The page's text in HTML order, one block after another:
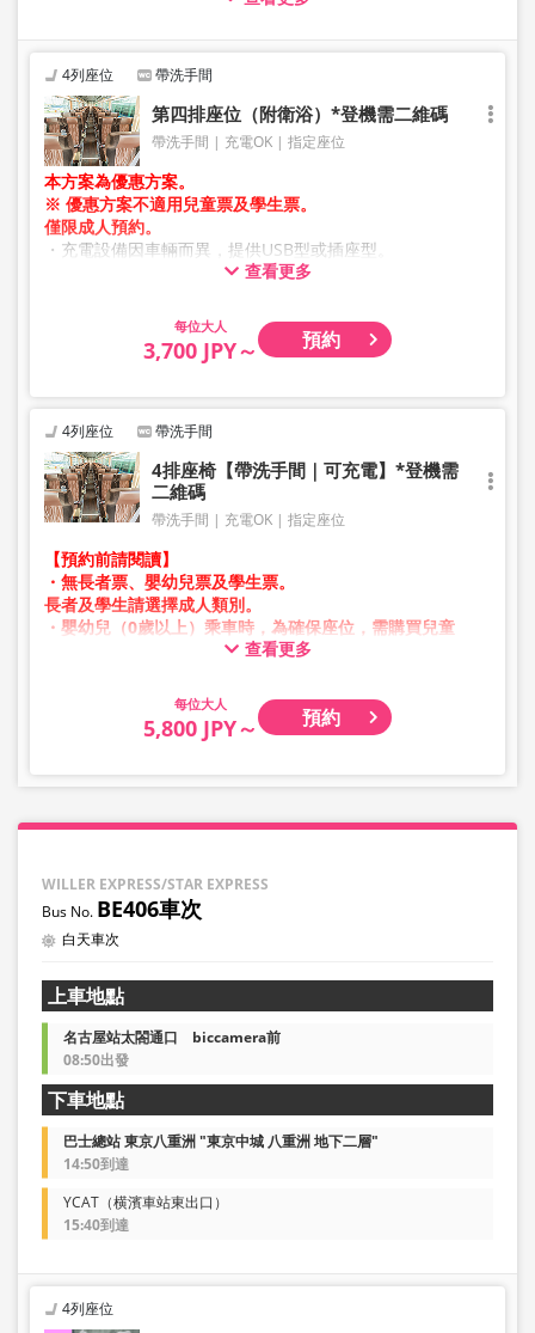
案進行預約。
4列座位 帶洗手間
第四排座位（附衛浴）*登機需二維碼
帶洗手間 充電OK 指定座位
本方案為優惠方案。
※ 優惠方案不適用兒童票及學生票。
僅限成人預約。
・充電設備因車輛而異，提供USB型或插座型。
・因加班車或車輛維修等因素，車輛及座位規格可能於未事
查看更多
大人
3,700 JPY～ 預約
4列座位 帶洗手間
4排座椅【帶洗手間｜可充電】*登機需
二維碼
帶洗手間 充電OK 指定座位
【預約前請閱讀】
・無長者票、嬰幼兒票及學生票。
長者及學生請選擇成人類別。
・嬰幼兒（0歲以上）乘車時，為確保座位，需購買兒童
・凌晨1點至5點期間因系統維護，無法進行預約。
・庫存狀況並非即時顯示。
・部分站點可能不提供相關服務。
查看更多
大人
5,800 JPY～ 預約
WILLER EXPRESS/STAR EXPRESS
BE406車次
白天車次
上車地點
名古屋站太閤通口 biccamera前
08:50出發
下車地點
巴士總站 東京八重洲 "東京中城 八重洲 地下二層"
14:50到達
YCAT（横濱車站東出口）
15:40到達
4列座位